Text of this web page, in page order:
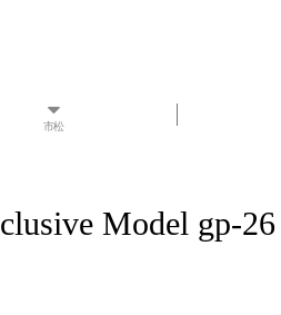
市松
Model gp-26